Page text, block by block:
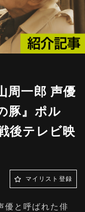
周一郎 声優
豚』ポル
後テレビ映
マイリスト登録
優と呼ばれた俳